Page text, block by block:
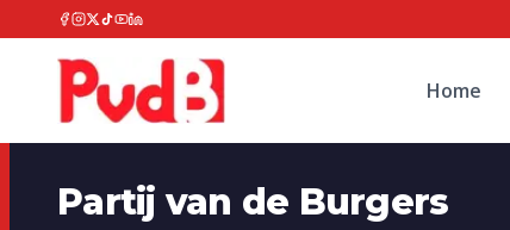
Home
Partij van de Burgers